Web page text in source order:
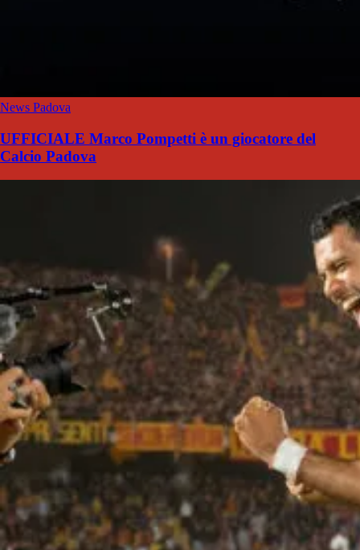
News Padova
UFFICIALE Marco Pompetti è un giocatore del
Calcio Padova